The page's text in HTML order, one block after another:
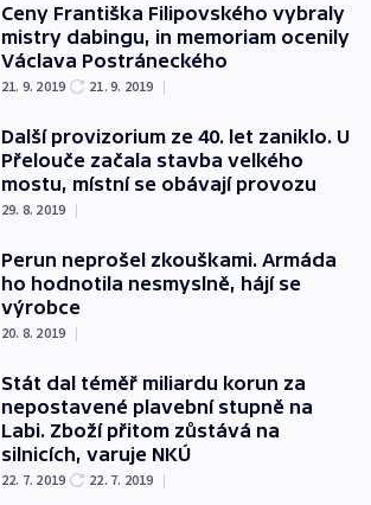
Ceny Františka Filipovského vybraly
mistry dabingu, in memoriam ocenily
Václava Postráneckého
21. 9. 2019 21. 9. 2019 |
Další provizorium ze 40. let zaniklo. U
Přelouče začala stavba velkého
mostu, místní se obávají provozu
29. 8. 2019 |
Perun neprošel zkouškami. Armáda
ho hodnotila nesmyslně, hájí se
výrobce
20. 8. 2019 |
Stát dal téměř miliardu korun za
nepostavené plavební stupně na
Labi. Zboží přitom zůstává na
silnicích, varuje NKÚ
22. 7. 2019 22. 7. 2019 |